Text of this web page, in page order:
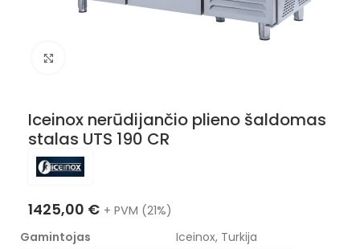
Iceinox nerūdijančio plieno šaldomas
stalas UTS 190 CR
1425,00 € + PVM (21%)
Gamintojas
Iceinox, Turkija